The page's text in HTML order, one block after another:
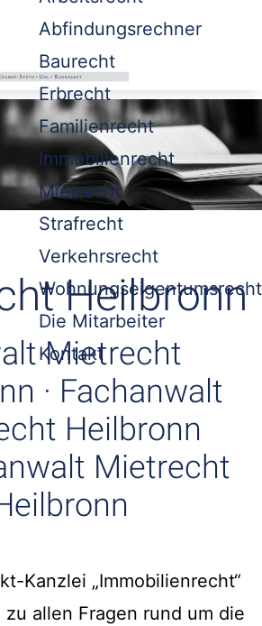
Abfindungsrechner
Baurecht
Erbrecht
Familienrecht
Immobilienrecht
Mietrecht
Strafrecht
Verkehrsrecht
Wohnungseigentumsrecht
Die Mitarbeiter
Kontakt
Heilbronn
Mietrecht
· Fachanwalt
Heilbronn
Mietrecht
Kanzlei „Immobilienrecht“
allen Fragen rund um die